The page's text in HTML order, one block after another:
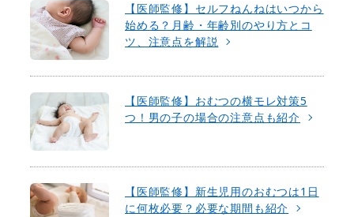
【医師監修】セルフねんねはいつから
始める？月齢・年齢別のやり方とコ
ツ、注意点を解説
【医師監修】おむつの横モレ対策5
つ！男の子の場合の注意点も紹介
【医師監修】新生児用のおむつは1日
に何枚必要？必要な期間も紹介